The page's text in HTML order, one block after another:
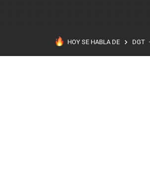
HOY SE HABLA DE DGT